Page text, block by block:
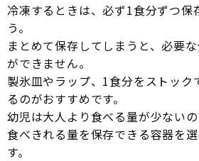
冷凍するときは、必ず1食分ずつ保
う。
まとめて保存してしまうと、必要
ができません。
製氷皿やラップ、1食分をストック
るのがおすすめです。
幼児は大人より食べる量が少ない
食べきれる量を保存できる容器を
す。